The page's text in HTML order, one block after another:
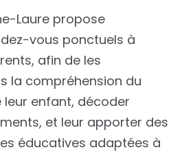
Laure propose
vous ponctuels à
afin de les
la compréhension du
enfant, décoder
et leur apporter des
éducatives adaptées à